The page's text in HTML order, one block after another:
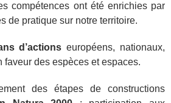
compétences ont été enrichies par
de pratique sur notre territoire.
d’actions européens, nationaux,
faveur des espèces et espaces.
des étapes de constructions